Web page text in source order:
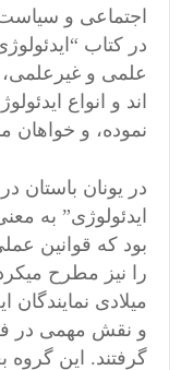
اجتماعی و سیاست
در کتاب
علمی و غیرعلمی،
اند و انواع
نموده، و خواهان
ایدئولوژی” به
بود که قوانین
میلادی نمایندگان
و نقش مهمی در
گرفتند. این